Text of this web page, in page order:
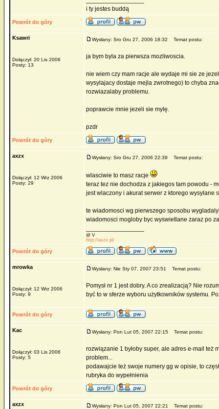
i ty jestes buddą
Powrót do góry
Ksawri
Dołączył: 20 Lis 2006
Posty: 13
Wysłany: Sro Gru 27, 2006 18:32 Temat postu:
ja bym byla za pierwsza mozliwoscia.
nie wiem czy mam racje ale wydaje mi sie ze
wysylajacy dostaje mejla zwrotnego) to chyba
rozwiazalaby problemu.
poprawcie mnie jezeli sie mylę.
pzdr
Powrót do góry
axzx
Dołączył: 12 Wrz 2006
Posty: 29
Wysłany: Sro Gru 27, 2006 22:39 Temat postu:
wlasciwie to masz racje
teraz tez nie dochodza z jakiegos tam powodu -
jest wlaczony i akurat serwer z ktorego wysylane
te wiadomosci wg pierwszego sposobu
wiadomosci mogloby byc wyswietlane zaraz po
@ V
http://axzx.pl/
Powrót do góry
mrowka
Dołączył: 12 Wrz 2006
Posty: 9
Wysłany: Nie Sty 07, 2007 23:51 Temat postu:
Pomysł nr 1 jest dobry. A co zrealizacją? Nie
być to w sferze wyboru użytkowników systemu.
Powrót do góry
Kac
Dołączył: 03 Lis 2006
Posty: 5
Wysłany: Pon Lut 05, 2007 22:15 Temat postu:
rozwiązanie 1 byłoby super, ale adres e-mail też
problem...
podawajcie też swoje numery gg w opisie, to
rubryka do wypełnienia
Powrót do góry
axzx Wysłany: Pon Lut 05, 2007 22:21 Temat postu: